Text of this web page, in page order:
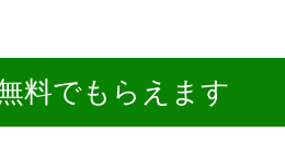
料でもらえます